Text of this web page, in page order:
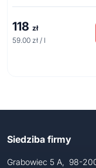
118 zł
59.00 zł / l
Siedziba firmy
Grabowiec 5 A, 98-